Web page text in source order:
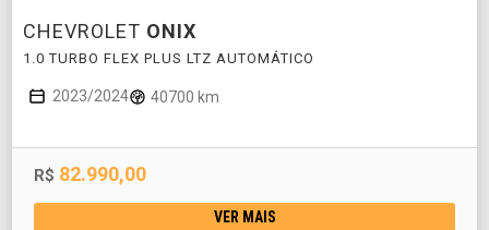
CHEVROLET ONIX
1.0 TURBO FLEX PLUS LTZ AUTOMÁTICO
2023/2024 40700 km
R$ 82.990,00
VER MAIS